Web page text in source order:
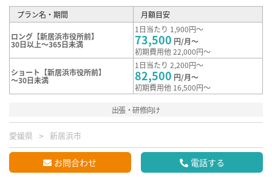
プラン名・期間 月額目安
ロング【新居浜市役所前】
30日以上～365日未満
1日当たり 1,900円～
73,500 円/月～
初期費用他 22,000円～
ショート【新居浜市役所前】
～30日未満
1日当たり 2,200円～
82,500 円/月～
初期費用他 16,500円～
出張・研修向け
愛媛県 新居浜市
お問合わせ 電話する